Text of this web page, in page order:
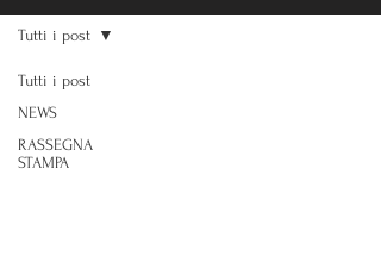
Tutti i post
NEWS
RASSEGNA
STAMPA
Tutti i post